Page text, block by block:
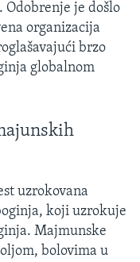
je došlo
organizacija
brzo
globalnom
uzrokovana
koji uzrokuje
Majmunske
bolovima u